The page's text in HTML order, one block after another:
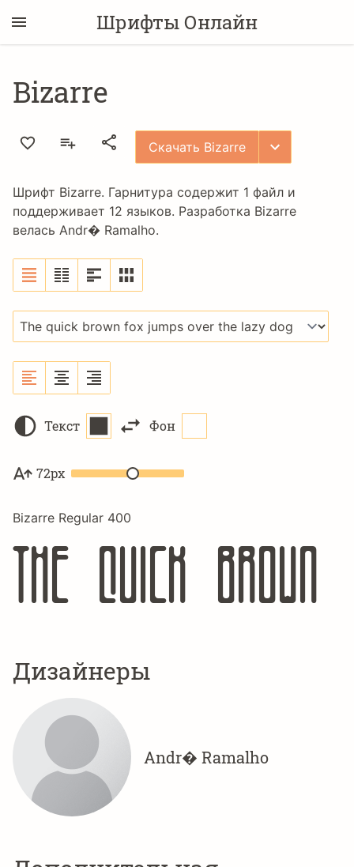
Шрифты Онлайн
Bizarre
Скачать Bizarre
Шрифт Bizarre. Гарнитура содержит 1 файл и
поддерживает 12 языков. Разработка Bizarre
велась Andr� Ramalho.
Текст Фон
72px
Bizarre Regular 400
The quick
Дизайнеры
Andr� Ramalho